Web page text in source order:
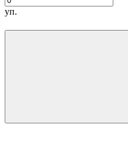
уп.